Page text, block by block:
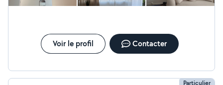
petite plomberie ( installation évier , robinetterie,
Voir le profil Contacter
Particulier